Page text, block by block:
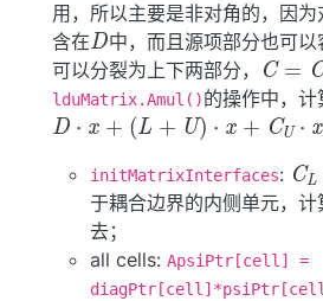
用，所以主要是非对角的，因
含在
D
中，而且源项部分也可以
可以分裂为上下两部分，
C=C
lduMatrix.Amul()的操作中，计
D⋅x+(L+U)⋅x+CU⋅xn
initMatrixInterfaces:
于耦合边界的内侧单元，计
去；
all cells: ApsiPtr[cell] =